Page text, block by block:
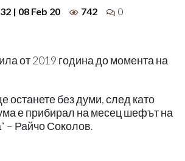
| 08 Feb 20 742 0
от 2019 година до момента на
останете без думи, след като
е прибирал на месец шефът на
– Райчо Соколов.